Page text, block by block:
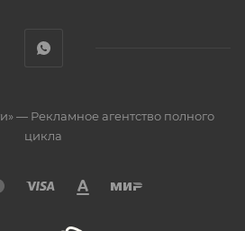
— Рекламное агентство полного
цикла